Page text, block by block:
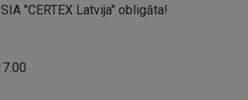
"CERTEX Latvija" obligāta!